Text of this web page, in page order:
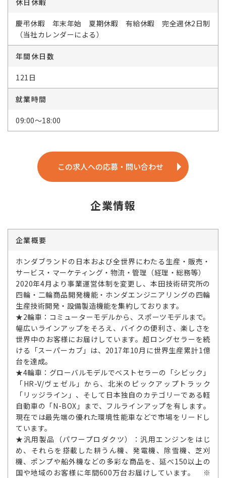
休日休暇
慶弔休暇 年末年始 夏期休暇 有給休暇 完全週休2日制
（当社カレンダーによる）
年間休日数
121日
就業時間
09:00～18:00
この求人への応募・問い合わせ
企業情報
企業概要
ホンダブランドの日本および全世界にわたる生産・販売・
サービス・マーケティング・物流・管理（経理・総務等）
2020年4月より事業運営体制を変更し、本田技術研究所の
四輪・二輪商品開発機能・ホンダエンジニアリングの四輪
生産技術開発・設備製造機能を集約しております。
★2輪車：コミューターモデルから、スポーツモデルまで。
幅広いラインアップをそろえ、バイクの便利さ、楽しさを
世界中のお客様にお届けしています。超ロングセラーを続
ける「スーパーカブ」は、2017年10月に世界生産累計1億
台を達成。
★4輪車：グローバルモデルでベストセラーの「シビック」
「HR-V/ヴェゼル」から、北米のピックアップトラック
「リッジライン」、そして日本独自のカテゴリーである軽
自動車の「N-BOX」まで、フルラインアップを有します。
現在では最先端の優れた環境性能車などで市場をリードし
ています。
★汎用製品（パワープロダクツ）：汎用エンジンをはじ
め、それらを搭載した耕うん機、発電機、除雪機、芝刈
機、ポンプや船外機などの多彩な商品を、延べ150以上の
国や地域のお客様に年間600万台お届けしています。 ※